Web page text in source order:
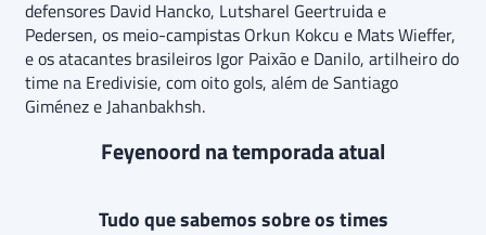
defensores David Hancko, Lutsharel Geertruida e
Pedersen, os meio-campistas Orkun Kokcu e Mats Wieffer,
e os atacantes brasileiros Igor Paixão e Danilo, artilheiro do
time na Eredivisie, com oito gols, além de Santiago
Giménez e Jahanbakhsh.
Feyenoord na temporada atual
Tudo que sabemos sobre os times